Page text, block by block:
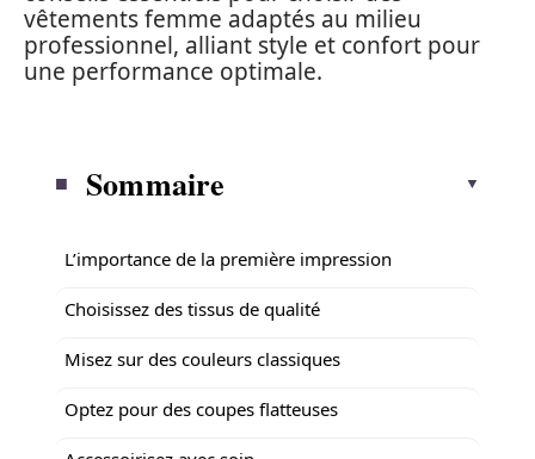
vêtements femme adaptés au milieu
professionnel, alliant style et confort pour
une performance optimale.
Sommaire
L’importance de la première impression
Choisissez des tissus de qualité
Misez sur des couleurs classiques
Optez pour des coupes flatteuses